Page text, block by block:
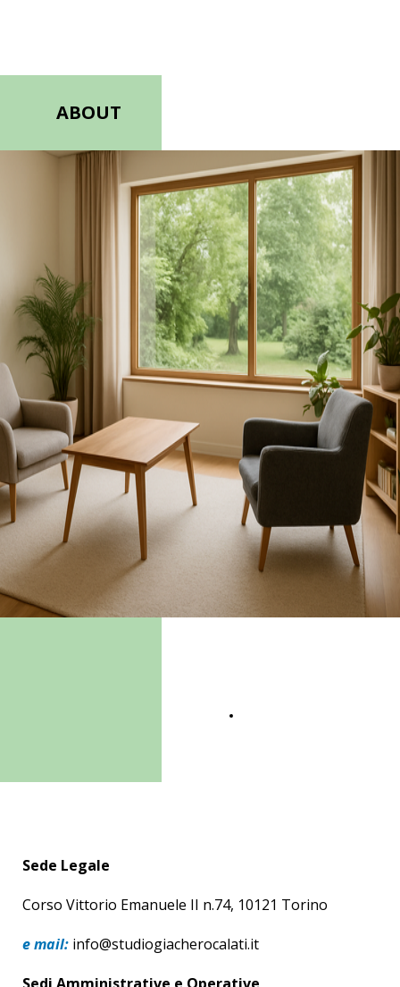
ABOUT
Sede Legale
Corso Vittorio Emanuele II n.74, 10121 Torino
e mail: info@studiogiacherocalati.it